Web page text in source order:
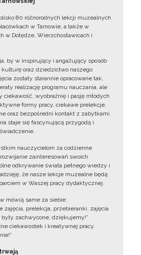
80 różnorodnych lekcji muzealnych
w Tarnowie, a także w
w Dołędze, Wierzchosławicach i
by w inspirujący i angażujący sposób
oraz dziedzictwo naszego
zostały starannie opracowane tak,
realizację programu nauczania, ale
ciekawość, wyobraźnię i pasję młodych
formy pracy, ciekawe prelekcje,
oraz bezpośredni kontakt z zabytkami
staje się fascynującą przygodą i
nauczycielom za codzienne
zainteresowań swoich
odkrywanie świata pełnego wiedzy i
że nasze lekcje muzealne będą
w Waszej pracy dydaktycznej.
mówią same za siebie:
zajęcia, prelekcja, przebieranki, zajęcia
zachwycone, dziękujemy!”
ciekawostek i kreatywnej pracy.